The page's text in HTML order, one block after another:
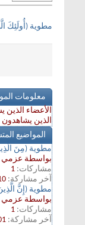
مطوية (أُولَئِكَ
معلومات
الأعضاء الذين
الذين يشاهدون
المواضيع
مطوية (مِنَ
بواسطة عزمي
مشاركات:
آخر مشاركة:
مطوية (إِنَّ
بواسطة عزمي
مشاركات:
آخر مشاركة: